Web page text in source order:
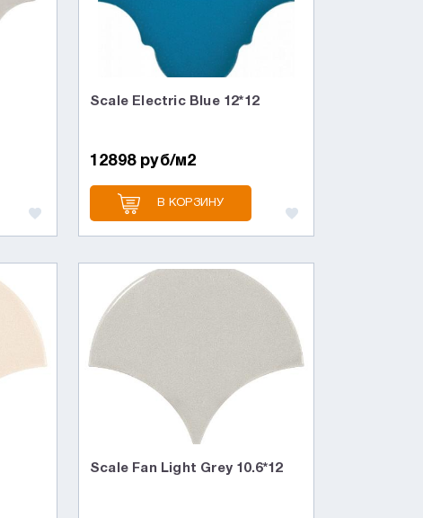
Scale Electric Blue 12*12
12898 руб/м2
В КОРЗИНУ
Scale Fan Light Grey 10.6*12